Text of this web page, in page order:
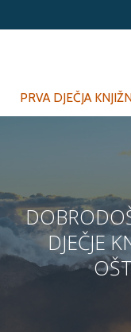
PRVA DJEČJA
DJEČJE